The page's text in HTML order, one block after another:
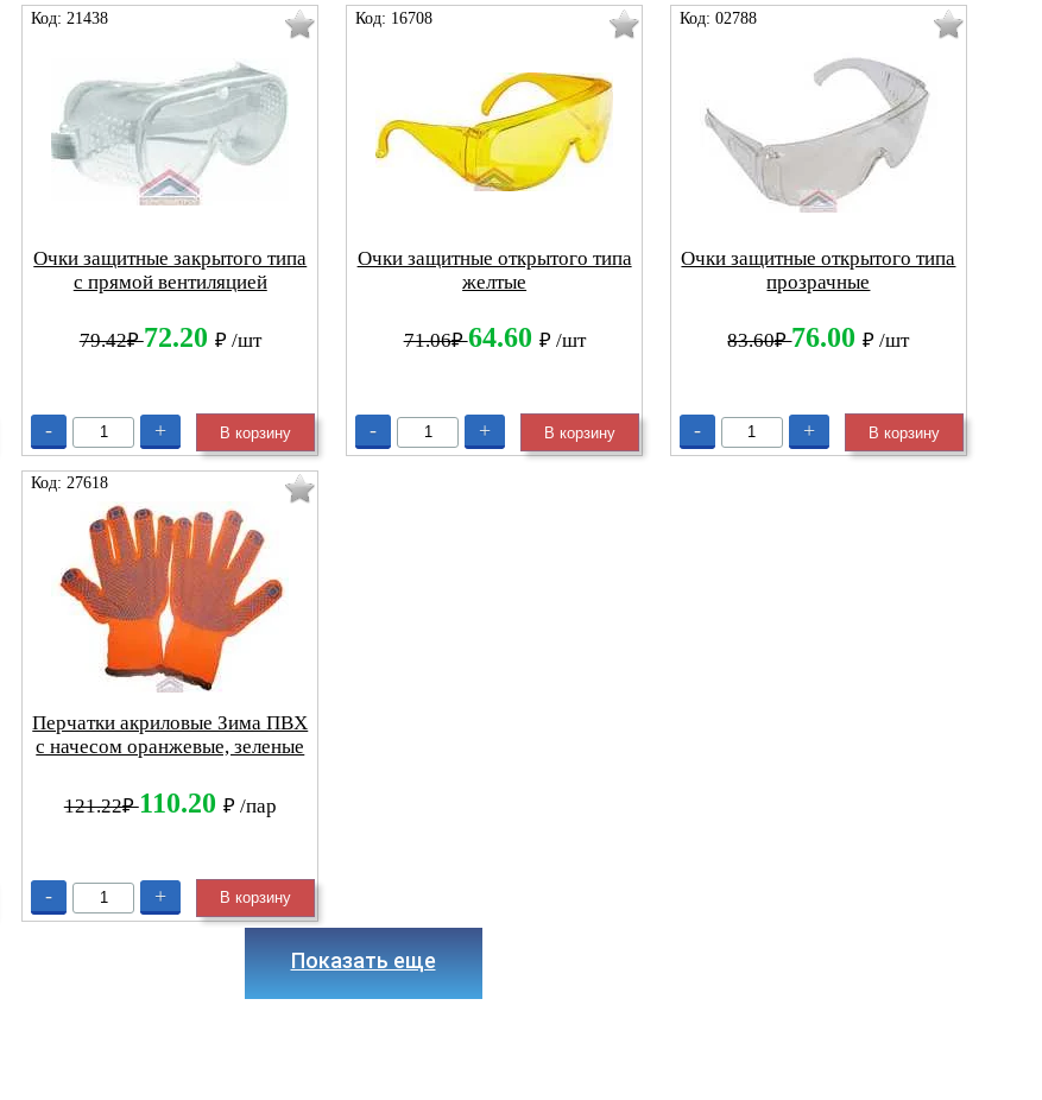
Код: 21438
Очки защитные закрытого типа
с прямой вентиляцией
79.42₽72.20 ₽ /шт
- + В корзину
Код: 16708
Очки защитные открытого типа
желтые
71.06₽64.60 ₽ /шт
- + В корзину
Код: 02788
Очки защитные открытого типа
прозрачные
83.60₽76.00₽/шт
- + В корзину
Код: 27618
Перчатки акриловые Зима ПВХ
с начесом оранжевые, зеленые
121.22₽110.20 ₽ /пар
- + В корзину
Показать еще